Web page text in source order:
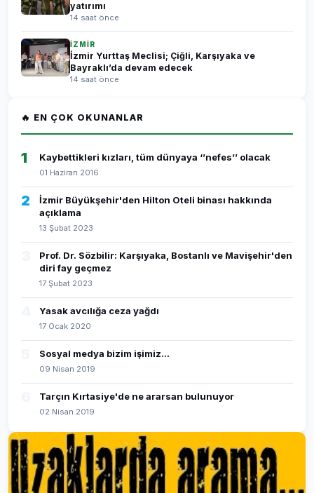
yatırımı
14 saat önce
İZMİR
İzmir Yurttaş Meclisi; Çiğli, Karşıyaka ve
Bayraklı’da devam edecek
14 saat önce
🔥 EN ÇOK OKUNANLAR
1 Kaybettikleri kızları, tüm dünyaya ‘’nefes’’ olacak
01 Haziran 2016
2
İzmir Büyükşehir'den Hilton Oteli binası hakkında
açıklama
13 Şubat 2023
Prof. Dr. Sözbilir: Karşıyaka, Bostanlı ve Mavişehir'den
diri fay geçmez
17 Şubat 2023
Yasak avcılığa ceza yağdı
17 Ocak 2020
Sosyal medya bizim işimiz...
09 Nisan 2019
Tarçın Kırtasiye'de ne ararsan bulunuyor
02 Nisan 2019